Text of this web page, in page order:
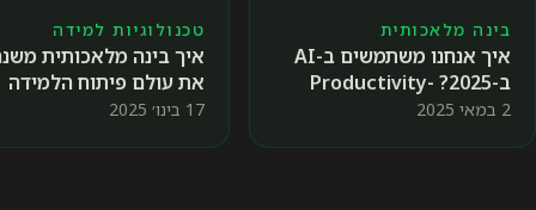
בינה מלאכותית
איך אנחנו משתמשים ב-AI
ב-2025? Productivity-
Out, Well-Being-IN
2 במאי 2025
טכנולוגיות למידה
איך בינה מלאכותית
את עולם פיתוח הלמידה
בארגונים? 🦄🦊
17 בינו׳ 2025